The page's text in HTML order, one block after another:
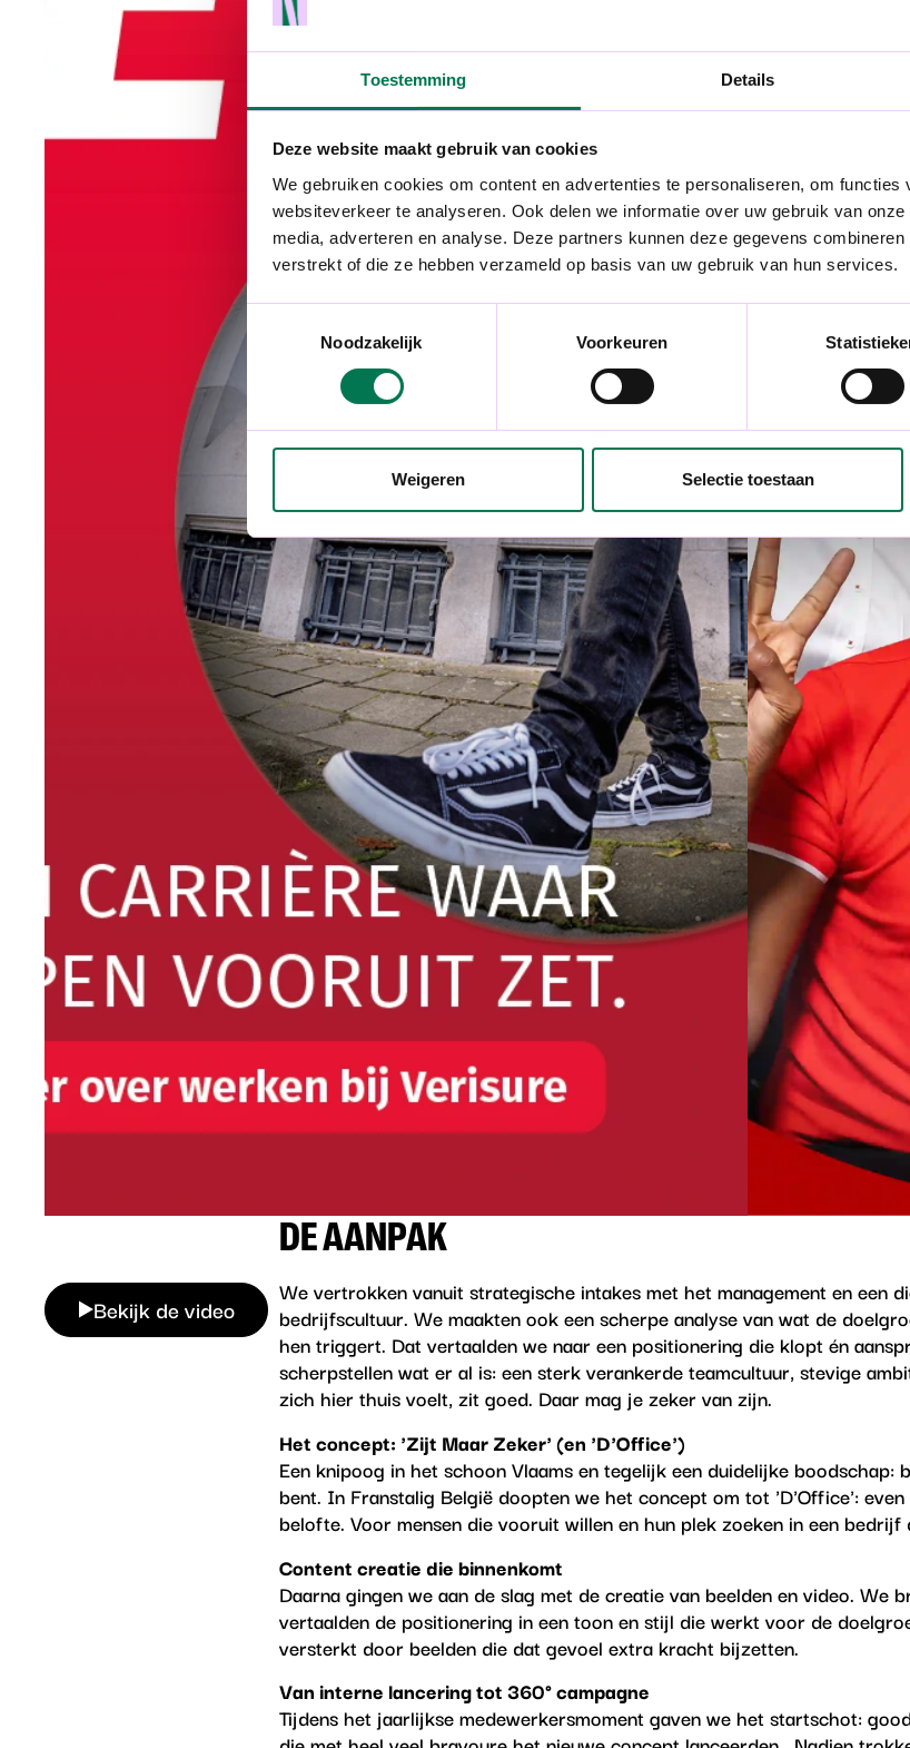
Toestemming Details
Deze website maakt gebruik van cookies
We gebruiken cookies om content en advertenties te personaliseren, om functies
websiteverkeer te analyseren. Ook delen we informatie over uw gebruik van
media, adverteren en analyse. Deze partners kunnen deze gegevens
verstrekt of die ze hebben verzameld op basis van uw gebruik van hun services.
Noodzakelijk
Voorkeuren
Weigeren Selectie toestaan
Bekijk de video
DE AANPAK
​​We vertrokken vanuit strategische intakes met het management en een
bedrijfscultuur. We maakten ook een scherpe analyse van wat de
hen triggert. Dat vertaalden we naar een positionering die klopt én
scherpstellen wat er al is: een sterk verankerde teamcultuur, stevige
zich hier thuis voelt, zit goed. Daar mag je zeker van zijn.
Het concept: 'Zijt Maar Zeker' (en 'D'Office')
Een knipoog in het schoon Vlaams en tegelijk een duidelijke boodschap:
bent. In Franstalig België doopten we het concept om tot 'D'Office': even
belofte. Voor mensen die vooruit willen en hun plek zoeken in een
Content creatie die binnenkomt
Daarna gingen we aan de slag met de creatie van beelden en video. We
vertaalden de positionering in een toon en stijl die werkt voor de
versterkt door beelden die dat gevoel extra kracht bijzetten.
Van interne lancering tot 360° campagne
Tijdens het jaarlijkse medewerkersmoment gaven we het startschot: